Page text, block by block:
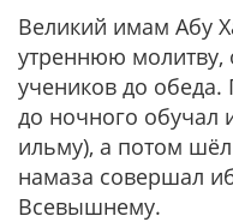
Великий имам Абу
утреннюю молитву,
учеников до обеда.
до ночного обучал
ильму), а потом
намаза совершал
Всевышнему.